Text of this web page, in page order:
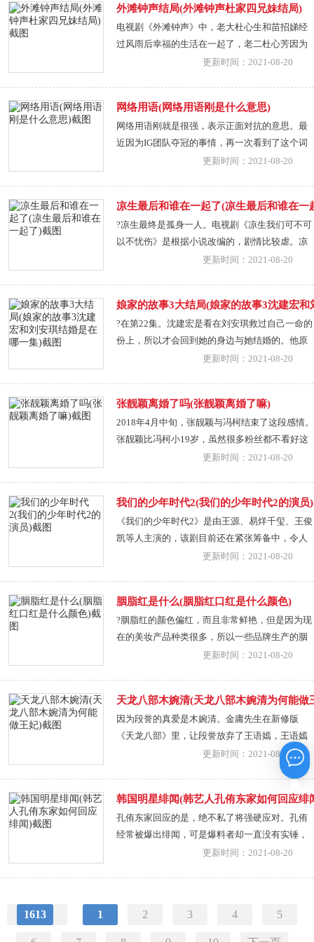
就要学会在保暖的基础上进行搭配。今年比较流
行的是具备层
外滩钟声结局(外滩钟声杜家四兄妹结局)
电视剧《外滩钟声》中，老大杜心生和苗招娣经
过风雨后幸福的生活在一起了，老二杜心芳因为
难产死掉了，老三杜心美去过了国外继续深造，
心生是杜家的长子，父亲死的早，作为家中的老
大，他不得不撑起
更新时间：2021-08-20
网络用语(网络用语刚是什么意思)
网络用语刚就是很强，表示正面对抗的意思。最
近因为IG团队夺冠的事情，再一次看到了这个词
语，“刚”这个词也是从游戏中流传出来的，如今
发文表示用实力证明，用音乐说话，舞台见，这
都是正面刚的一
更新时间：2021-08-20
凉生最后和谁在一起了(凉生最后和谁在一
?凉生最终是孤身一人。电视剧《凉生我们可不可
以不忧伤》是根据小说改编的，剧情比较虐。凉
生与姜生是兄妹，从小一起长大，凉生一直都很
护着姜生，为了姜生愿意付出自己的一切，甚至
自己的生命。在
更新时间：2021-08-20
娘家的故事3大结局(娘家的故事3沈建宏
?在第22集。沈建宏是看在刘安琪救过自己一命的
份上，所以才会回到她的身边与她结婚的。他原
本已经与刘安琪之间的感情分崩离析了，他自从
想当设法的把他从何小西身边抢夺回来的，这份
感情并不
更新时间：2021-08-20
张靓颖离婚了吗(张靓颖离婚了嘛)
2018年4月中旬，张靓颖与冯柯结束了这段感情。
张靓颖比冯柯小19岁，虽然很多粉丝都不看好这
对情侣，但二人还是一起走过了十三年的时光，
戒指已经不见了，所以在那个时候就有网友猜测
她与冯柯已经
更新时间：2021-08-20
我们的少年时代2(我们的少年时代2的演员)
《我们的少年时代2》是由王源、易烊千玺、王俊
凯等人主演的，该剧目前还在紧张筹备中，令人
期待。《我们的少年时代》第一部播出后备受好
TFBOYS还
更新时间：2021-08-20
胭脂红是什么(胭脂红口红是什么颜色)
?胭脂红的颜色偏红，而且非常鲜艳，但是因为现
在的美妆产品种类很多，所以一些品牌生产的胭
脂红在颜色上都会存在一定的差异，所以大家如
错了。想知道胭脂红的颜色，可以在古装剧里找
答案，大家一定看过
更新时间：2021-08-20
天龙八部木婉清(天龙八部木婉清为何能做
因为段誉的真爱是木婉清。金庸先生在新修版
《天龙八部》里，让段誉放弃了王语嫣，王语嫣
最后回去照顾疯疯癫癫的慕容复。而段誉娶了钟
灵、晓蕾还有木婉清，木婉清成了段誉的贵妃。
旧版《天龙八部》里，段誉是跟王语嫣有情人
更新时间：2021-08-20
韩国明星绯闻(韩艺人孔侑东家如何回应绯
孔侑东家回应的是，绝不私了将强硬应对。孔侑
经常被爆出绯闻，可是爆料者却一直没有实锤，
如此反反复复，给艺人本身带来了伤害和影响，
更新时间：2021-08-20
1613 1 2 3 4 5